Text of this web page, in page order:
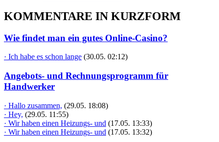
KOMMENTARE IN KURZFORM
Wie findet man ein gutes Online-Casino?
· Ich habe es schon lange (30.05. 02:12)
Angebots- und Rechnungsprogramm für
Handwerker
· Hallo zusammen, (29.05. 18:08)
· Hey, (29.05. 11:55)
· Wir haben einen Heizungs- und (17.05. 13:33)
· Wir haben einen Heizungs- und (17.05. 13:32)